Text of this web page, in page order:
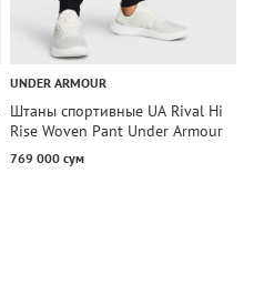
UNDER ARMOUR
Штаны спортивные UA Rival Hi
Rise Woven Pant Under Armour
769 000 сум